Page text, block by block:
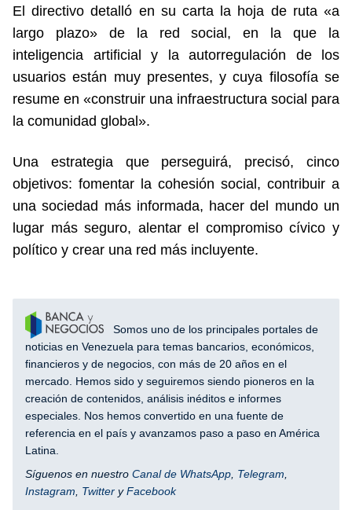
El directivo detalló en su carta la hoja de ruta «a
largo plazo» de la red social, en la que la
inteligencia artificial y la autorregulación de los
usuarios están muy presentes, y cuya filosofía se
resume en «construir una infraestructura social para
la comunidad global».
Una estrategia que perseguirá, precisó, cinco
objetivos: fomentar la cohesión social, contribuir a
una sociedad más informada, hacer del mundo un
lugar más seguro, alentar el compromiso cívico y
político y crear una red más incluyente.
Somos uno de los principales portales de
noticias en Venezuela para temas bancarios, económicos,
financieros y de negocios, con más de 20 años en el
mercado. Hemos sido y seguiremos siendo pioneros en la
creación de contenidos, análisis inéditos e informes
especiales. Nos hemos convertido en una fuente de
referencia en el país y avanzamos paso a paso en América
Latina.
Síguenos en nuestro Canal de WhatsApp, Telegram,
Instagram, Twitter yFacebook